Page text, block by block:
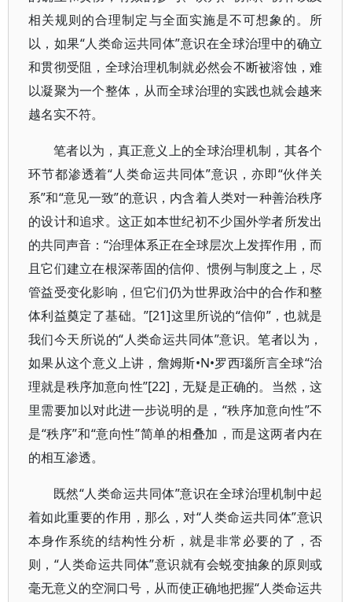
相关规则的合理制定与全面实施是不可想象的。所
以，如果“人类命运共同体”意识在全球治理中的确立
和贯彻受阻，全球治理机制就必然会不断被溶蚀，难
以凝聚为一个整体，从而全球治理的实践也就会越来
越名实不符。
笔者以为，真正意义上的全球治理机制，其各个
环节都渗透着“人类命运共同体”意识，亦即“伙伴关
系”和“意见一致”的意识，内含着人类对一种善治秩序
的设计和追求。这正如本世纪初不少国外学者所发出
的共同声音：“治理体系正在全球层次上发挥作用，而
且它们建立在根深蒂固的信仰、惯例与制度之上，尽
管益受变化影响，但它们仍为世界政治中的合作和整
体利益奠定了基础。”[21]这里所说的“信仰”，也就是
我们今天所说的“人类命运共同体”意识。笔者以为，
如果从这个意义上讲，詹姆斯•N•罗西瑙所言全球“治
理就是秩序加意向性”[22]，无疑是正确的。当然，这
里需要加以对此进一步说明的是，“秩序加意向性”不
是“秩序”和“意向性”简单的相叠加，而是这两者内在
的相互渗透。
既然“人类命运共同体”意识在全球治理机制中起
着如此重要的作用，那么，对“人类命运共同体”意识
本身作系统的结构性分析，就是非常必要的了，否
则，“人类命运共同体”意识就有会蜕变抽象的原则或
毫无意义的空洞口号，从而使正确地把握“人类命运共